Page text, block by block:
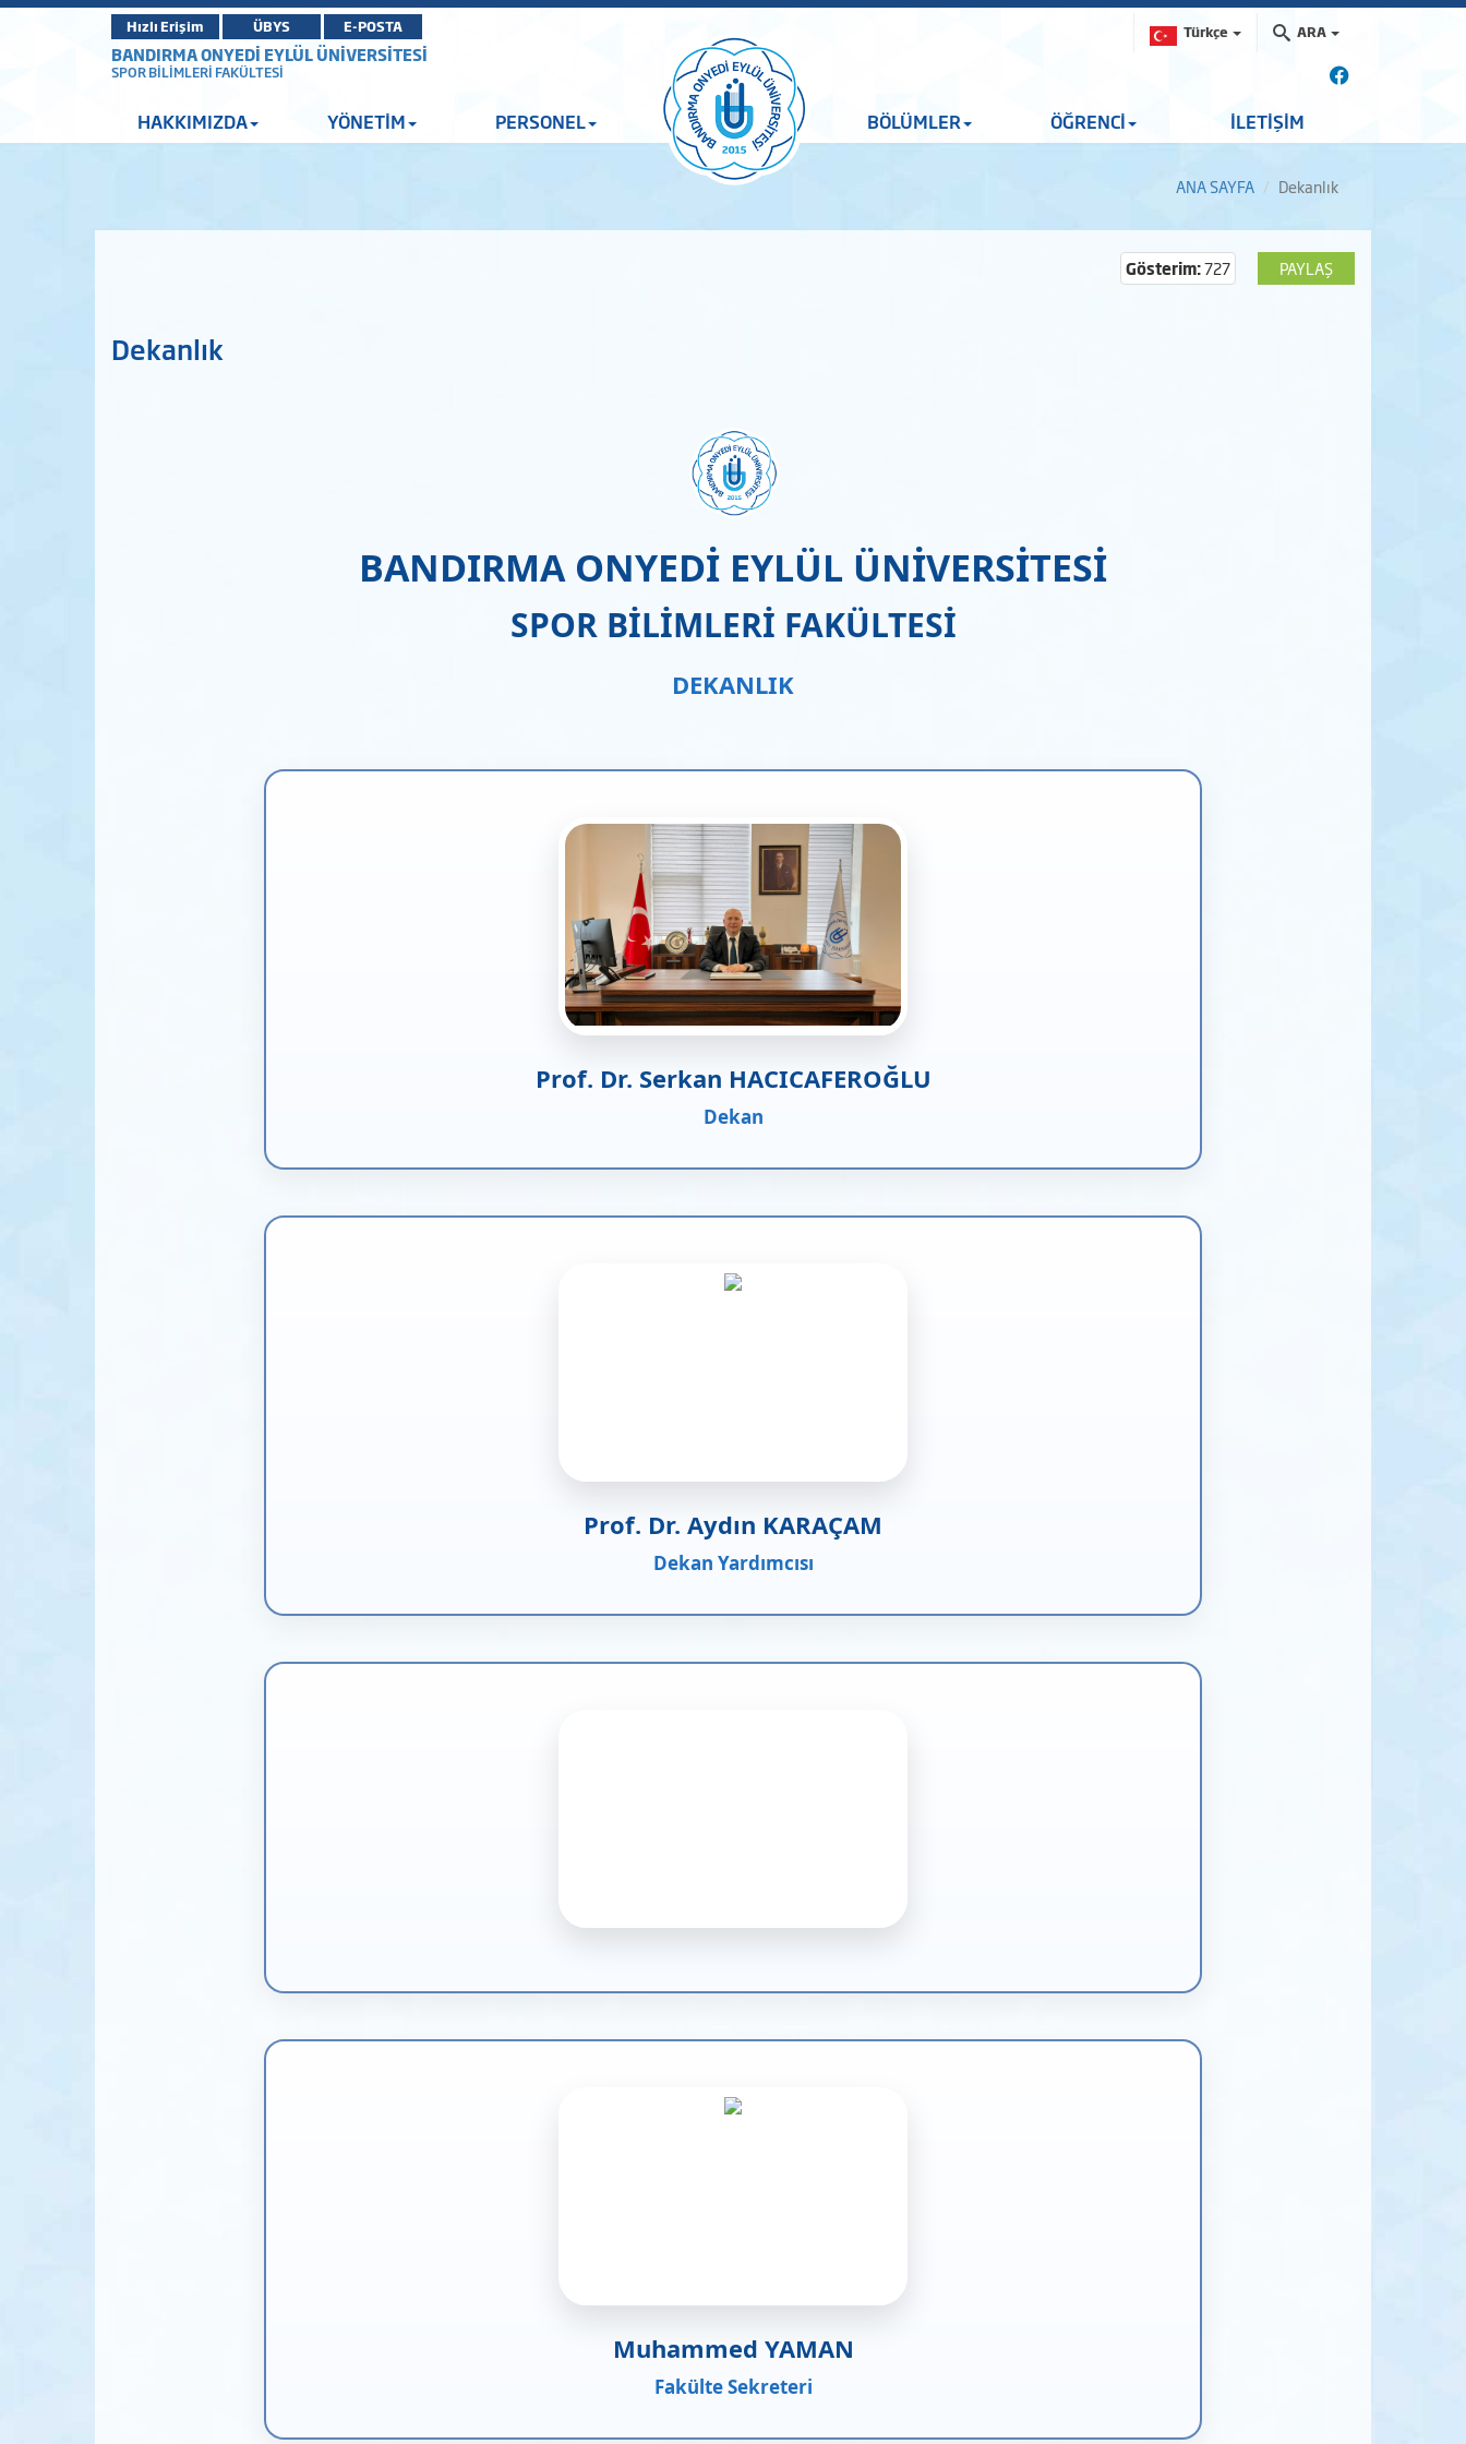
Hızlı Erişim ÜBYS E-POSTA Türkçe ARA
BANDIRMA ONYEDİ EYLÜL ÜNİVERSİTESİ
SPOR BİLİMLERİ FAKÜLTESİ
HAKKIMIZDA YÖNETİM PERSONEL BÖLÜMLER ÖĞRENCİ İLETİŞİM
ANA SAYFA Dekanlık
PAYLAŞ
Gösterim:727
Dekanlık
BANDIRMA ONYEDİ EYLÜL ÜNİVERSİTESİ
SPOR BİLİMLERİ FAKÜLTESİ
DEKANLIK
Prof. Dr. Serkan HACICAFEROĞLU
Dekan
Prof. Dr. Aydın KARAÇAM
Dekan Yardımcısı
Muhammed YAMAN
Fakülte Sekreteri